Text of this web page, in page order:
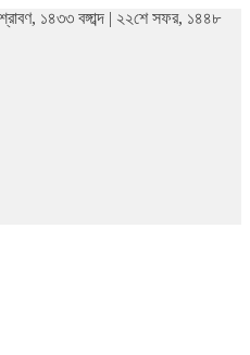
১৪৩৩ বঙ্গাব্দ | ২২শে সফর, ১৪৪৮